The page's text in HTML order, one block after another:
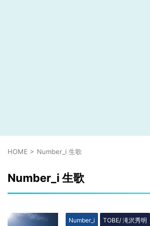
HOME > Number_i 生歌
Number_i 生歌
Number_i TOBE/ 滝沢秀明